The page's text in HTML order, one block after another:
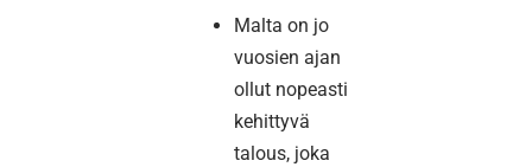
Malta on jo
vuosien ajan
ollut nopeasti
kehittyvä
talous, joka